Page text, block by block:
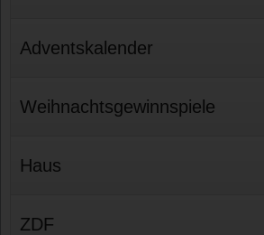
Adventskalender
Weihnachtsgewinnspiele
Haus
ZDF